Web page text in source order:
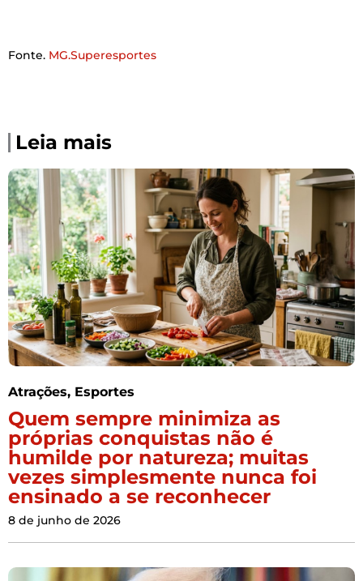
Fonte. MG.Superesportes
Leia mais
Atrações, Esportes
Quem sempre minimiza as
próprias conquistas não é
humilde por natureza; muitas
vezes simplesmente nunca foi
ensinado a se reconhecer
8 de junho de 2026